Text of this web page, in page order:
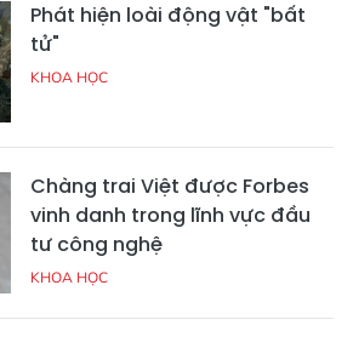
Phát hiện loài động vật "bất
tử"
KHOA HỌC
Chàng trai Việt được Forbes
vinh danh trong lĩnh vực đầu
tư công nghệ
KHOA HỌC